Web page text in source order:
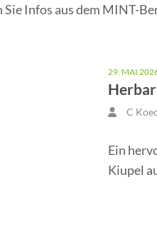
Infos aus dem MINT-
29. MAI
Herbar
C
Ein
Kiupel